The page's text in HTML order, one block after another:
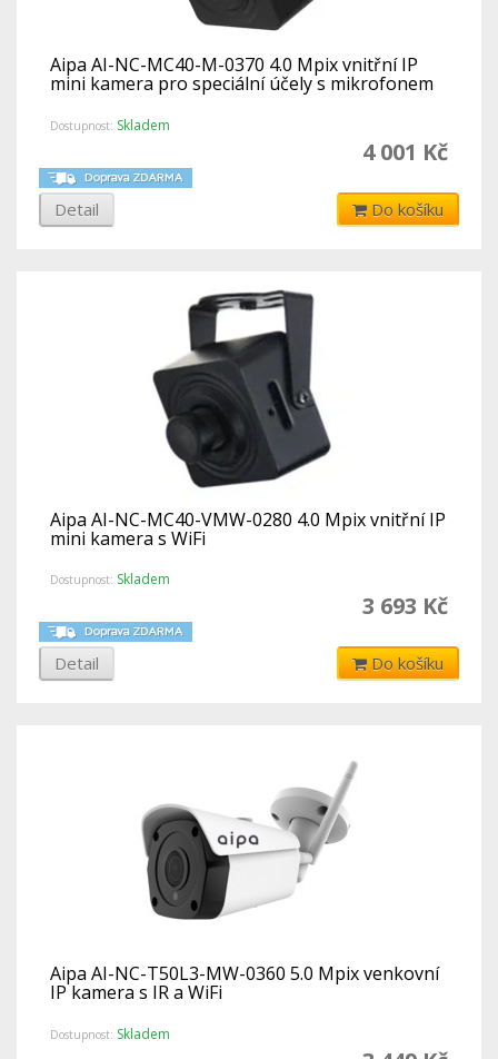
Aipa AI-NC-MC40-M-0370 4.0 Mpix vnitřní IP
mini kamera pro speciální účely s mikrofonem
Dostupnost: Skladem
4 001 Kč
Detail Do košíku
Aipa AI-NC-MC40-VMW-0280 4.0 Mpix vnitřní IP
mini kamera s WiFi
Dostupnost: Skladem
3 693 Kč
Detail Do košíku
Aipa AI-NC-T50L3-MW-0360 5.0 Mpix venkovní
IP kamera s IR a WiFi
Dostupnost: Skladem